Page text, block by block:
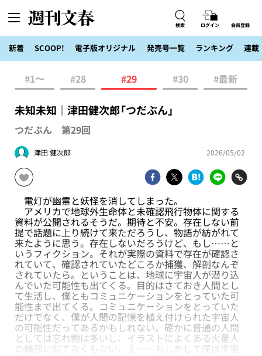
検索 ログイン 会員登録
新着 SCOOP! 電子版オリジナル 発売号一覧 ランキング 連載
#1〜 #28 #29 #30 #最新
未知未知｜津田健次郎「つだぶん」
つだぶん 第29回
津田 健次郎 2026/05/02
電灯が幽霊と妖怪を消してしまった。
アメリカで地球外生命体と未確認飛行物体に関する
資料が公開されるそうだ。期待と不安。存在しない前
提で話題に上り続けて来ただろうし、物語が紡がれて
来たように思う。存在しないだろうけど、もし……と
いうフィクション。それが実際の資料で存在が確認さ
れていて、確認されていたどころか捕獲、解剖なんぞ
されていたら。ということは、地球に宇宙人が潜り込
んでいた可能性も出てくる。目的はさておき人間とし
て生活し、僕ともコミュニケーションをとっていた可
能性まで出てくる。コミュニケーションをとっていた
だけでなく、僕が人間の記憶を植え付けられた宇宙人
の可能性だってあるかもしれない。確かに普通の人間
としては忘れ物は多いし、イラストによくある火星人
の輪郭に似てなくもない。え……もしかして僕は宇宙